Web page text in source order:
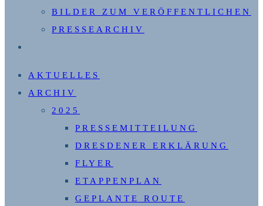
BILDER ZUM VERÖFFENTLICHEN
PRESSEARCHIV
UMSCHALTEN
AKTUELLES
ARCHIV
2025
PRESSEMITTEILUNG
DRESDENER ERKLÄRUNG
FLYER
ETAPPENPLAN
GEPLANTE ROUTE